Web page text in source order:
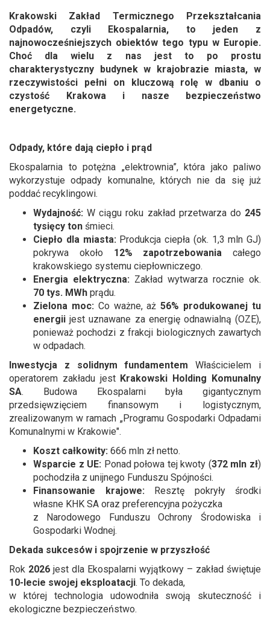
Krakowski Zakład Termicznego Przekształcania
Odpadów, czyli Ekospalarnia, to jeden z
najnowocześniejszych obiektów tego typu w Europie.
Choć dla wielu z nas jest to po prostu
charakterystyczny budynek w krajobrazie miasta, w
rzeczywistości pełni on kluczową rolę w dbaniu o
czystość Krakowa i nasze bezpieczeństwo
energetyczne.
Odpady, które dają ciepło i prąd
Ekospalarnia to potężna „elektrownia”, która jako paliwo
wykorzystuje odpady komunalne, których nie da się już
poddać recyklingowi.
Wydajność: W ciągu roku zakład przetwarza do 245
tysięcy ton śmieci.
Ciepło dla miasta: Produkcja ciepła (ok. 1,3 mln GJ)
pokrywa około 12% zapotrzebowania całego
krakowskiego systemu ciepłowniczego.
Energia elektryczna: Zakład wytwarza rocznie ok.
70 tys. MWh prądu.
Zielona moc: Co ważne, aż56% produkowanej tu
energii jest uznawane za energię odnawialną (OZE),
ponieważ pochodzi z frakcji biologicznych zawartych
w odpadach.
Inwestycja z solidnym fundamentemWłaścicielem i
operatorem zakładu jest Krakowski Holding Komunalny
SA. Budowa Ekospalarni była gigantycznym
przedsięwzięciem finansowym i logistycznym,
zrealizowanym w ramach „Programu Gospodarki Odpadami
Komunalnymi w Krakowie".
Koszt całkowity: 666 mln zł netto.
Wsparcie z UE: Ponad połowa tej kwoty (372 mln zł)
pochodziła z unijnego Funduszu Spójności.
Finansowanie krajowe: Resztę pokryły środki
własne KHK SA oraz preferencyjna pożyczka
z Narodowego Funduszu Ochrony Środowiska i
Gospodarki Wodnej.
Dekada sukcesów i spojrzenie w przyszłość
Rok 2026 jest dla Ekospalarni wyjątkowy – zakład świętuje
10-lecie swojej eksploatacji. To dekada,
w której technologia udowodniła swoją skuteczność i
ekologiczne bezpieczeństwo.